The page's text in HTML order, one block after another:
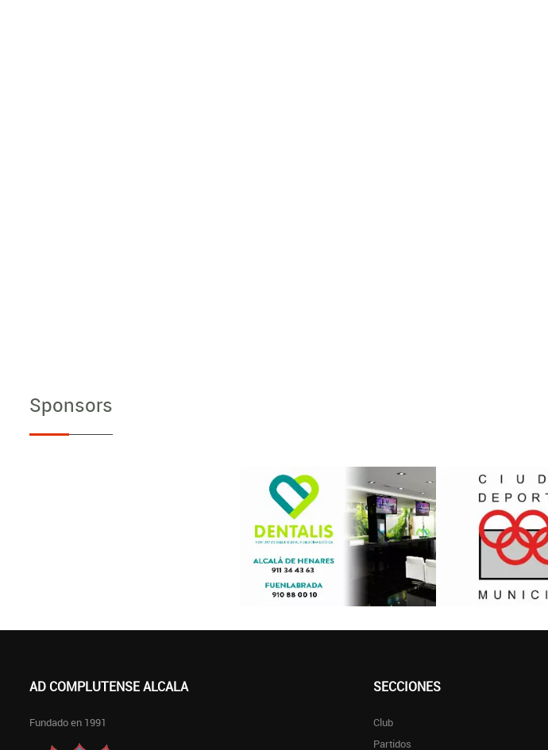
Sponsors
AD COMPLUTENSE ALCALA
Fundado en 1991
SECCIONES
Club
Partidos